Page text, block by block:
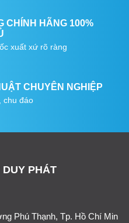
CHÍNH HÃNG 100%
xuất xứ rõ ràng
CHUYÊN NGHIỆP
chu đáo
DUY PHÁT
Phú Thạnh, Tp. Hồ Chí Min